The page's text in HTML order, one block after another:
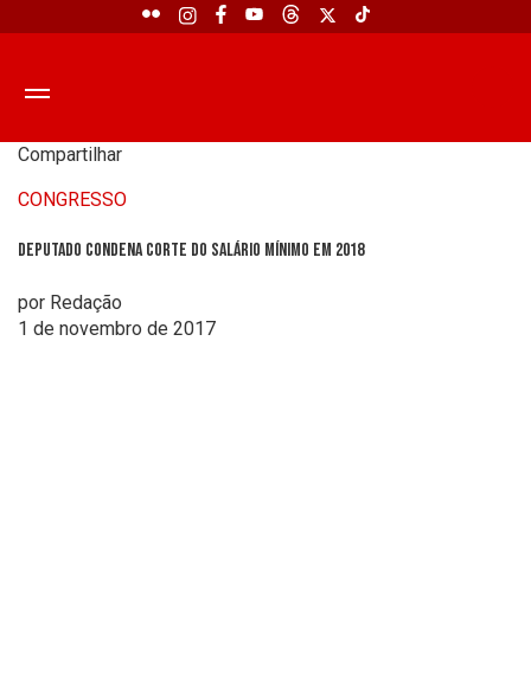
Compartilhar
CONGRESSO
Deputado condena corte do salário mínimo em 2018
por Redação
1 de novembro de 2017